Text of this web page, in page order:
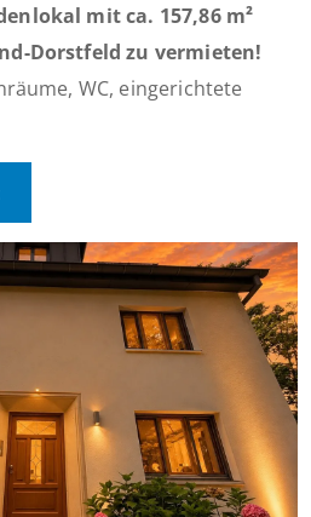
mit ca. 157,86 m²
Dorstfeld zu vermieten!
WC, eingerichtete